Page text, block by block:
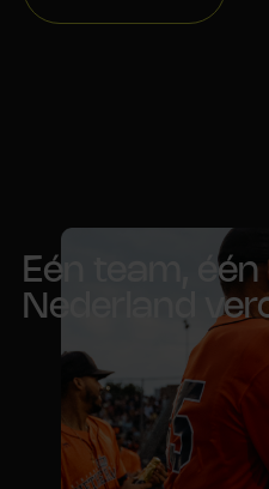
Eén team, één
Nederland